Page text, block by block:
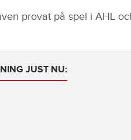
provat på spel i AHL
JUST NU: